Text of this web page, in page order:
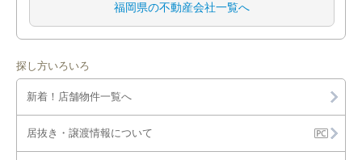
福岡県の不動産会社一覧へ
探し方いろいろ
新着！店舗物件一覧へ
居抜き・譲渡情報について